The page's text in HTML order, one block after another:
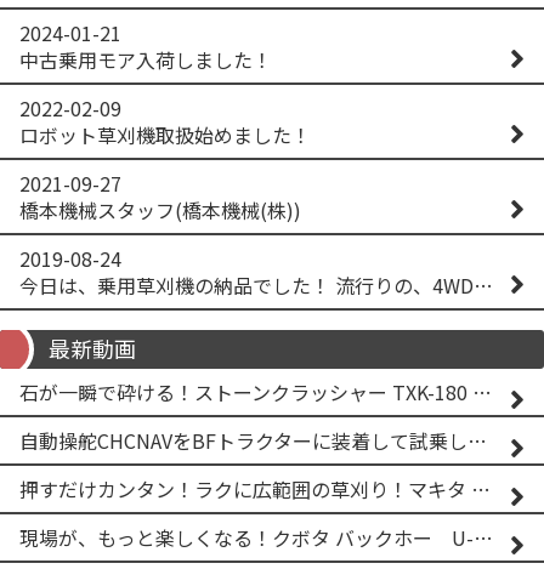
2024-01-21
中古乗用モア入荷しました！
2022-02-09
ロボット草刈機取扱始めました！
2021-09-27
橋本機械スタッフ(橋本機械(株))
2019-08-24
今日は、乗用草刈機の納品でした！ 流行りの、4WD！ #イセキアグリ #オーレック #四駆 #増税間近
最新動画
石が一瞬で砕ける！ストーンクラッシャー TXK-180 実演
自動操舵CHCNAVをBFトラクターに装着して試乗してみた！！ CHCNAV NX610
押すだけカンタン！ラクに広範囲の草刈り！マキタ バッテリー式草刈り機 MUG001G 2
現場が、もっと楽しくなる！クボタ バックホー U-25-3A